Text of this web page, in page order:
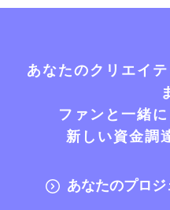
あなたのクリエイ
ファンと一緒
新しい資金調
あなたのプロ